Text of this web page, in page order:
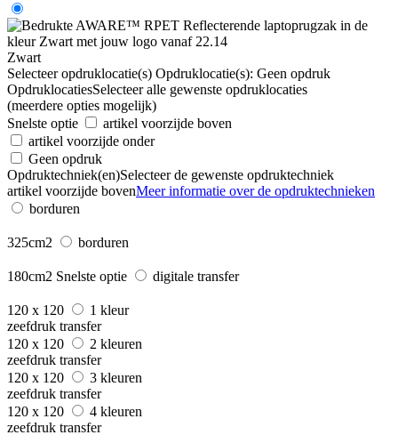
Zwart
Selecteer opdruklocatie(s) Opdruklocatie(s): Geen opdruk
OpdruklocatiesSelecteer alle gewenste opdruklocaties
(meerdere opties mogelijk)
Snelste optie
artikel voorzijde boven
artikel voorzijde onder
Geen opdruk
Opdruktechniek(en)Selecteer de gewenste opdruktechniek
artikel voorzijde bovenMeer informatie over de opdruktechnieken
borduren
325cm2 borduren
180cm2 Snelste optie digitale transfer
120 x 120
1 kleur
zeefdruk transfer
120 x 120
2 kleuren
zeefdruk transfer
120 x 120
3 kleuren
zeefdruk transfer
120 x 120
4 kleuren
zeefdruk transfer